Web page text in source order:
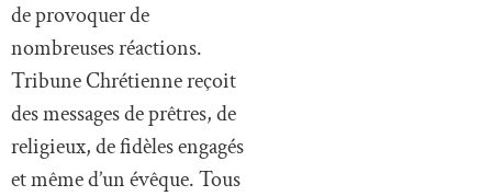
de provoquer de
nombreuses réactions.
Tribune Chrétienne reçoit
des messages de prêtres, de
religieux, de fidèles engagés
et même d’un évêque. Tous